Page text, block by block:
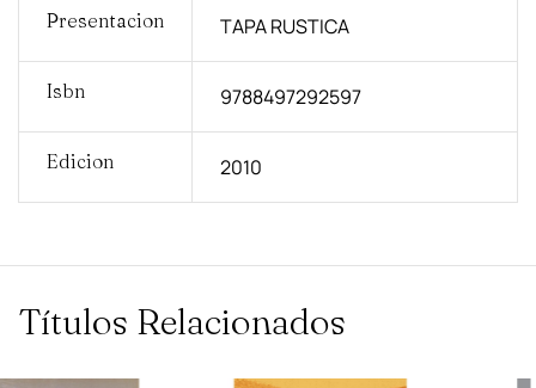
Presentacion TAPA RUSTICA
Isbn 9788497292597
Edicion 2010
Títulos Relacionados